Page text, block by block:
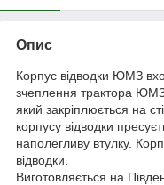
Опис
Корпус відводки ЮМЗ
зчеплення трактора ЮМЗ
який закріплюється на
корпусу відводки
наполегливу втулку.
відводки.
Виготовляється на